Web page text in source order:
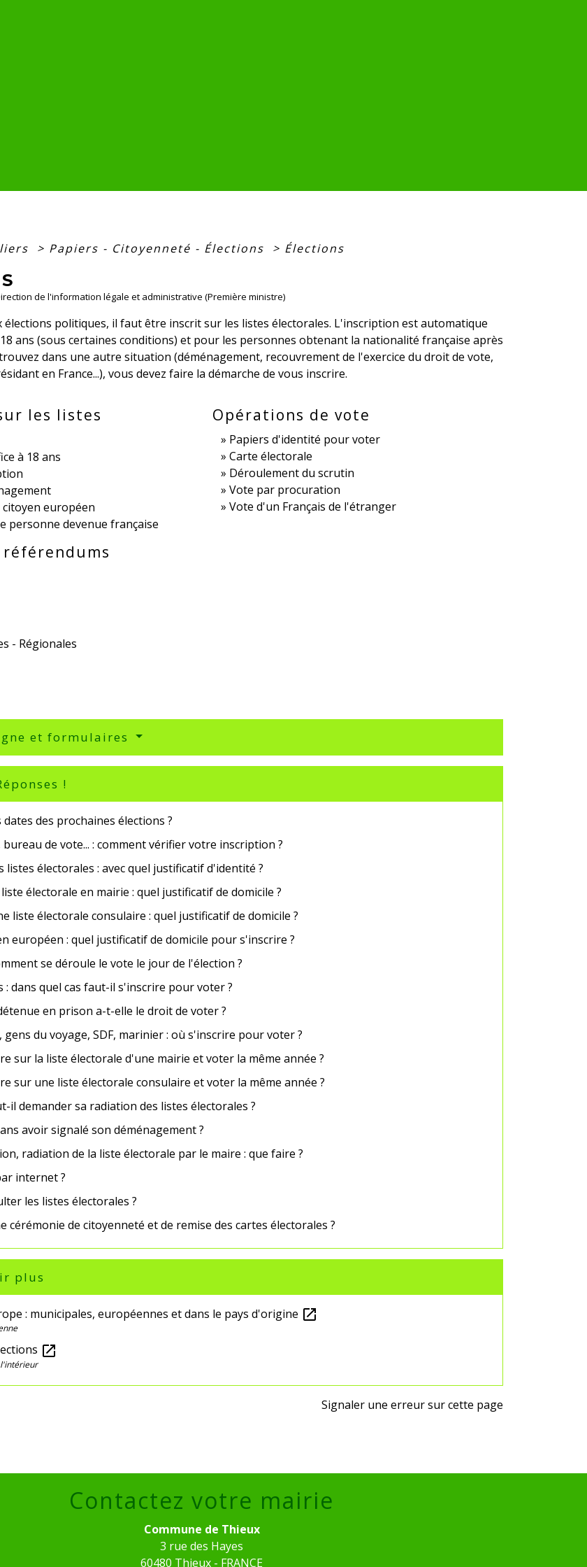
> Papiers - Citoyenneté - Élections > Élections
de l'information légale et administrative (Première ministre)
élections politiques, il faut être inscrit sur les listes électorales. L'inscription est automatique
ans (sous certaines conditions) et pour les personnes obtenant la nationalité française après
dans une autre situation (déménagement, recouvrement de l'exercice du droit de vote,
en France...), vous devez faire la démarche de vous inscrire.
les listes
à 18 ans
européen
personne devenue française
Opérations de vote
Papiers d'identité pour voter
Carte électorale
Déroulement du scrutin
Vote par procuration
Vote d'un Français de l'étranger
- Régionales
et formulaires
!
des prochaines élections ?
de vote... : comment vérifier votre inscription ?
listes électorales : avec quel justificatif d'identité ?
électorale en mairie : quel justificatif de domicile ?
liste électorale consulaire : quel justificatif de domicile ?
européen : quel justificatif de domicile pour s'inscrire ?
se déroule le vote le jour de l'élection ?
: dans quel cas faut-il s'inscrire pour voter ?
en prison a-t-elle le droit de voter ?
du voyage, SDF, marinier : où s'inscrire pour voter ?
sur la liste électorale d'une mairie et voter la même année ?
sur une liste électorale consulaire et voter la même année ?
il demander sa radiation des listes électorales ?
avoir signalé son déménagement ?
radiation de la liste électorale par le maire : que faire ?
internet ?
les listes électorales ?
cérémonie de citoyenneté et de remise des cartes électorales ?
plus
: municipales, européennes et dans le pays d'origine open_in_new
open_in_new
Signaler une erreur sur cette page
Contactez votre mairie
Commune de Thieux
3 rue des Hayes
60480 Thieux - FRANCE